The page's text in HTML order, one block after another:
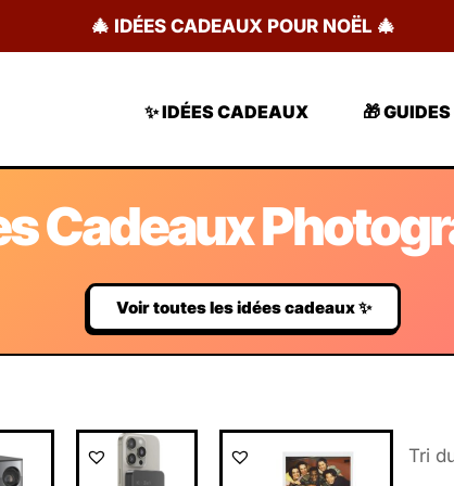
🎄 IDÉES CADEAUX POUR NOËL 🎄
✨ IDÉES CADEAUX 🎁
Cadeaux
Voir toutes les idées cadeaux ✨
Le
prix
Le
prix
actuel
Le
prix
Le
prix
actuel